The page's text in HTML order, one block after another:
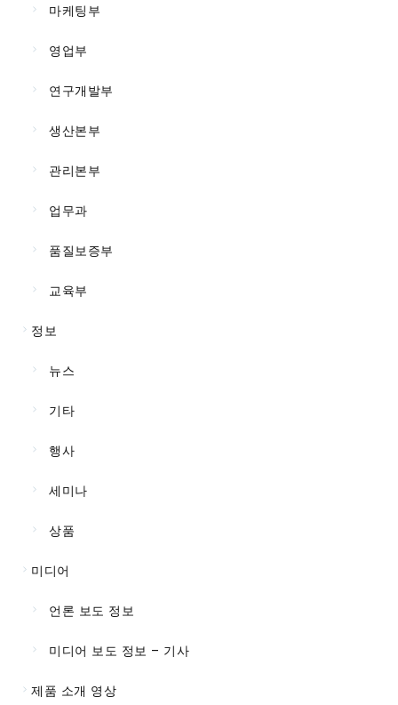
마케팅부
영업부
연구개발부
생산본부
관리본부
업무과
품질보증부
교육부
정보
뉴스
기타
행사
세미나
상품
미디어
언론 보도 정보
미디어 보도 정보 – 기사
제품 소개 영상